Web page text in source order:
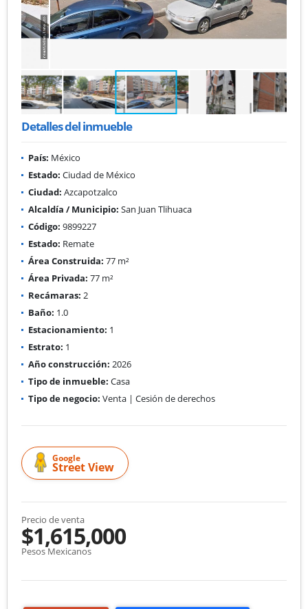
Detalles del inmueble
País: México
Estado: Ciudad de México
Ciudad: Azcapotzalco
Alcaldía / Municipio: San Juan Tlihuaca
Código: 9899227
Estado: Remate
Área Construida: 77 m²
Área Privada: 77 m²
Recámaras: 2
Baño: 1.0
Estacionamiento: 1
Estrato: 1
Año construcción: 2026
Tipo de inmueble: Casa
Tipo de negocio: Venta | Cesión de derechos
Google
Street View
Precio de venta
$1,615,000
Pesos Mexicanos